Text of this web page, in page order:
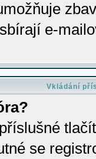
e-
Vkládání
se